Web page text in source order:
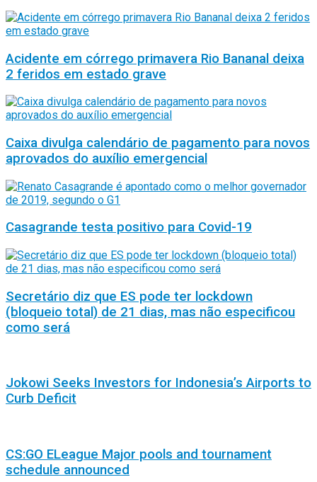
Acidente em córrego primavera Rio Bananal deixa
2 feridos em estado grave
Caixa divulga calendário de pagamento para novos
aprovados do auxílio emergencial
Casagrande testa positivo para Covid-19
Secretário diz que ES pode ter lockdown
(bloqueio total) de 21 dias, mas não especificou
como será
Jokowi Seeks Investors for Indonesia’s Airports to
Curb Deficit
CS:GO ELeague Major pools and tournament
schedule announced